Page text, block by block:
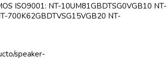
ISO9001: NT-10UM81GBDTSG0VGB10 NT-
700K62GBDTVSG15VGB20 NT-
speaker-